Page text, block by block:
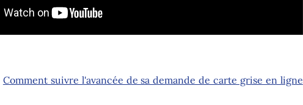
Comment suivre l'avancée de sa demande de carte grise en ligne